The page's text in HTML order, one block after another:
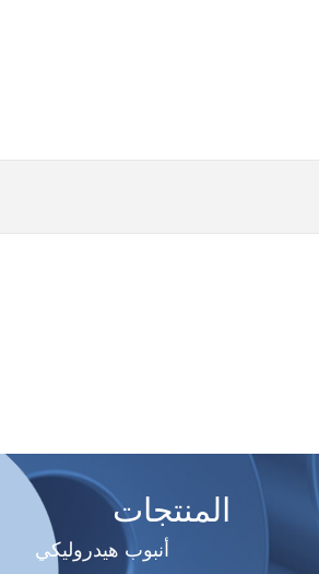
المنتجات
أنبوب هيدروليكي